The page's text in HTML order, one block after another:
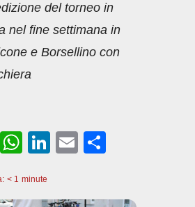
del torneo in
nel fine settimana in
e Borsellino con
X
W
at
Li
E
< 1 minute